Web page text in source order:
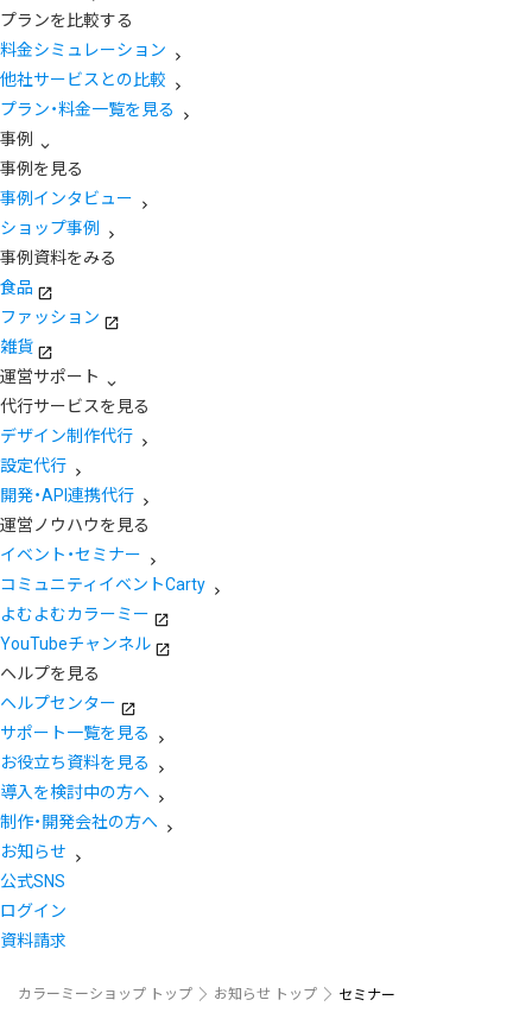
プランを比較する
料金シミュレーション
他社サービスとの比較
プラン・料金一覧を見る
事例
事例を見る
事例インタビュー
ショップ事例
事例資料をみる
食品
ファッション
雑貨
運営サポート
代行サービスを見る
デザイン制作代行
設定代行
開発・API連携代行
運営ノウハウを見る
イベント・セミナー
コミュニティイベントCarty
よむよむカラーミー
YouTubeチャンネル
ヘルプを見る
ヘルプセンター
サポート一覧を見る
お役立ち資料を見る
導入を検討中の方へ
制作・開発会社の方へ
お知らせ
公式SNS
ログイン
資料請求
カラーミーショップ トップ お知らせ トップ セミナー